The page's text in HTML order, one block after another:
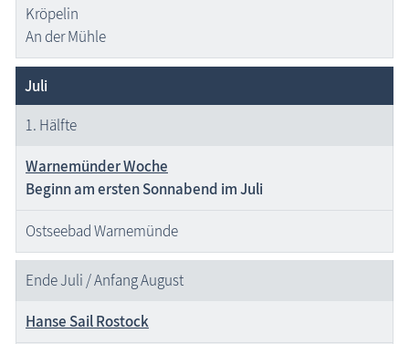
Kröpelin
An der Mühle
Juli
1. Hälfte
Warnemünder Woche
Beginnam ersten Sonnabend im Juli
Ostseebad Warnemünde
Ende Juli / Anfang August
Hanse Sail Rostock